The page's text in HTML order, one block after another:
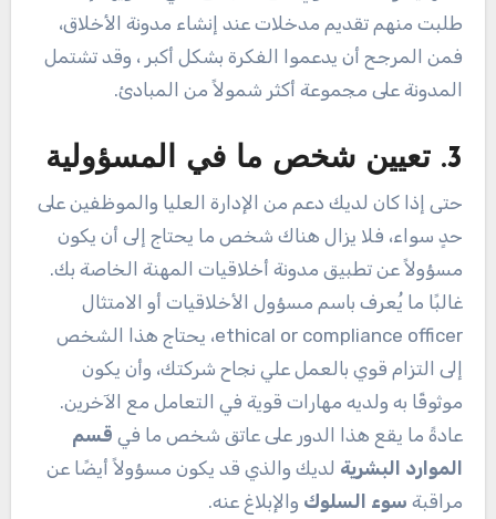
طلبت منهم تقديم مدخلات عند إنشاء مدونة الأخلاق،
فمن المرجح أن يدعموا الفكرة بشكل أكبر ، وقد تشتمل
المدونة على مجموعة أكثر شمولاً من المبادئ.
3. تعيين شخص ما في المسؤولية
حتى إذا كان لديك دعم من الإدارة العليا والموظفين على
حدٍ سواء، فلا يزال هناك شخص ما يحتاج إلى أن يكون
مسؤولاً عن تطبيق مدونة أخلاقيات المهنة الخاصة بك.
غالبًا ما يُعرف باسم مسؤول الأخلاقيات أو الامتثال
ethical or compliance officer، يحتاج هذا الشخص
إلى التزام قوي بالعمل علي نجاح شركتك، وأن يكون
موثوقًا به ولديه مهارات قوية في التعامل مع الآخرين.
عادةً ما يقع هذا الدور على عاتق شخص ما في قسم
الموارد البشرية لديك والذي قد يكون مسؤولاً أيضًا عن
مراقبة سوء السلوك والإبلاغ عنه.